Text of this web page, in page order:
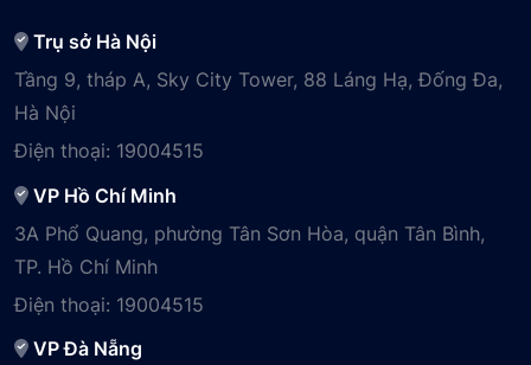
Trụ sở Hà Nội
Tầng 9, tháp A, Sky City Tower, 88 Láng Hạ, Đống Đa,
Hà Nội
Điện thoại: 19004515
VP Hồ Chí Minh
3A Phổ Quang, phường Tân Sơn Hòa, quận Tân Bình,
TP. Hồ Chí Minh
Điện thoại: 19004515
VP Đà Nẵng